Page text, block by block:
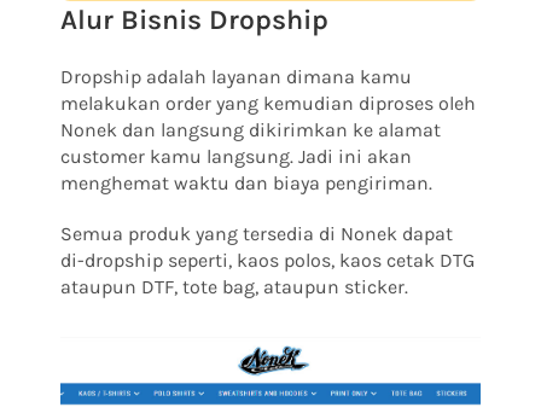
Alur Bisnis Dropship
Dropship adalah layanan dimana kamu
melakukan order yang kemudian diproses oleh
Nonek dan langsung dikirimkan ke alamat
customer kamu langsung. Jadi ini akan
menghemat waktu dan biaya pengiriman.
Semua produk yang tersedia di Nonek dapat
di-dropship seperti, kaos polos, kaos cetak DTG
ataupun DTF, tote bag, ataupun sticker.